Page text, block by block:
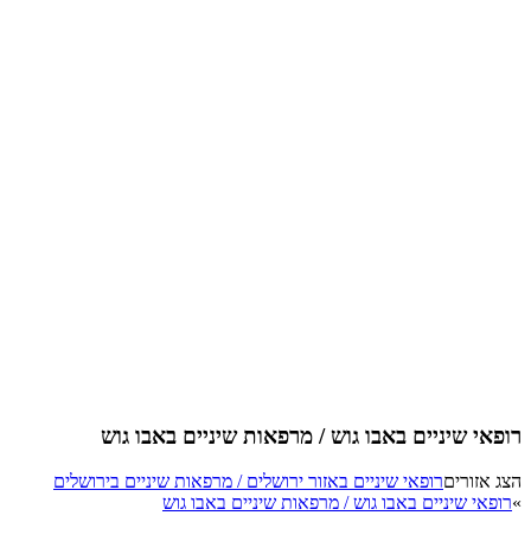
רופאי שיניים באבו גוש / מרפאות שיניים באבו גוש
הצג אזוריםרופאי שיניים באזור ירושלים / מרפאות שיניים בירושלים
»רופאי שיניים באבו גוש / מרפאות שיניים באבו גוש